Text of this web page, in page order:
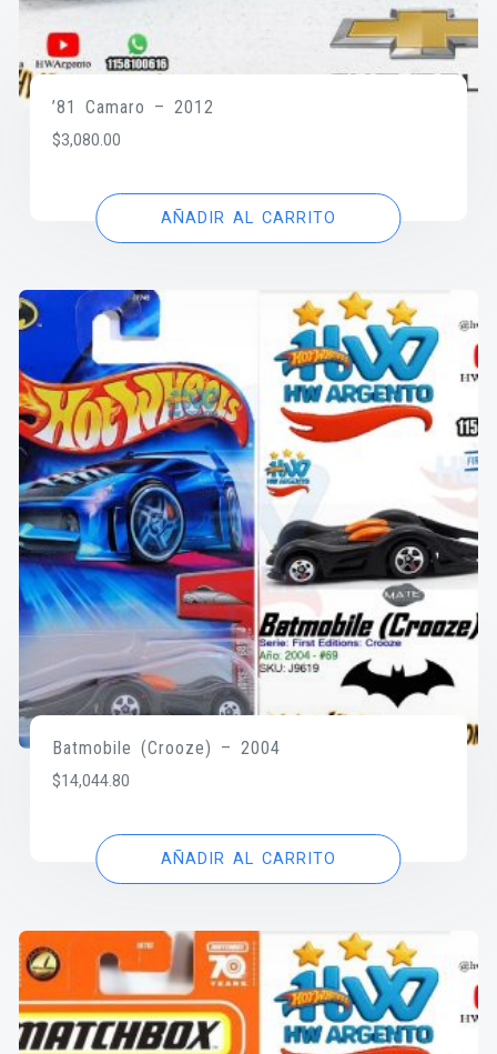
’81 Camaro – 2012
$3,080.00
AÑADIR AL CARRITO
Batmobile (Crooze) – 2004
$14,044.80
AÑADIR AL CARRITO